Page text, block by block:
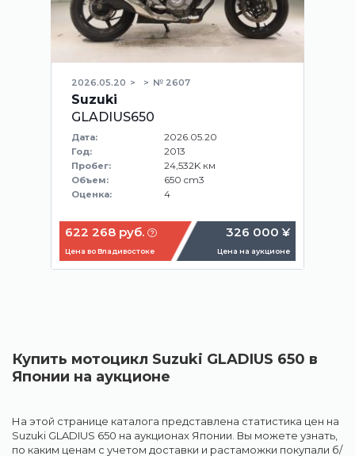
2026.05.20 № 2607
Suzuki
GLADIUS650
Дата: 2026.05.20
Год: 2013
Пробег: 24,532K км
Объем: 650 cm3
Оценка: 4
622 268 руб.
Цена во Владивостоке
326 000 ¥
Цена на аукционе
Купить мотоцикл Suzuki GLADIUS 650 в
Японии на аукционе
На этой странице каталога представлена статистика цен на
Suzuki GLADIUS 650 на аукционах Японии. Вы можете узнать,
по каким ценам с учетом доставки и растаможки покупали б/